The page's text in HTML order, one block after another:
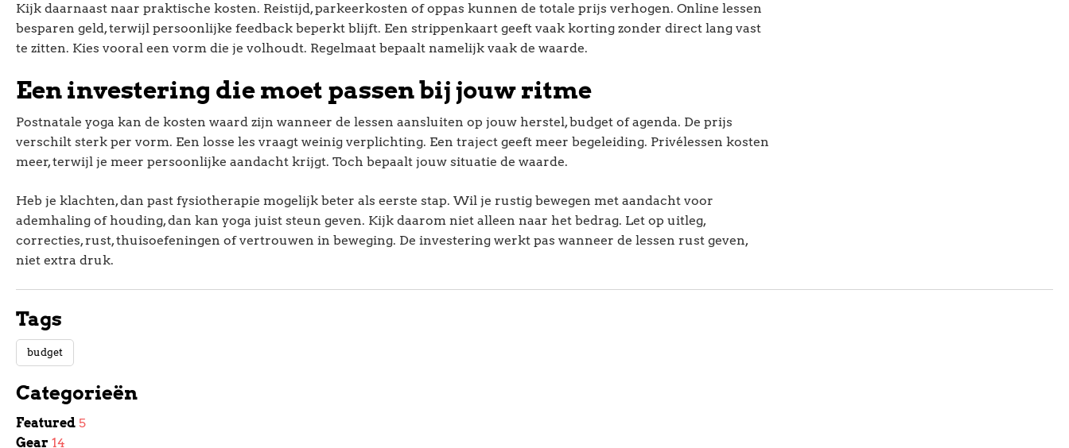
Kijk daarnaast naar praktische kosten. Reistijd, parkeerkosten of oppas kunnen de totale prijs verhogen. Online lessen
besparen geld, terwijl persoonlijke feedback beperkt blijft. Een strippenkaart geeft vaak korting zonder direct lang vast
te zitten. Kies vooral een vorm die je volhoudt. Regelmaat bepaalt namelijk vaak de waarde.
Een investering die moet passen bij jouw ritme
Postnatale yoga kan de kosten waard zijn wanneer de lessen aansluiten op jouw herstel, budget of agenda. De prijs
verschilt sterk per vorm. Een losse les vraagt weinig verplichting. Een traject geeft meer begeleiding. Privélessen kosten
meer, terwijl je meer persoonlijke aandacht krijgt. Toch bepaalt jouw situatie de waarde.
Heb je klachten, dan past fysiotherapie mogelijk beter als eerste stap. Wil je rustig bewegen met aandacht voor
ademhaling of houding, dan kan yoga juist steun geven. Kijk daarom niet alleen naar het bedrag. Let op uitleg,
correcties, rust, thuisoefeningen of vertrouwen in beweging. De investering werkt pas wanneer de lessen rust geven,
niet extra druk.
Tags
budget
Categorieën
Featured 5
Gear 14